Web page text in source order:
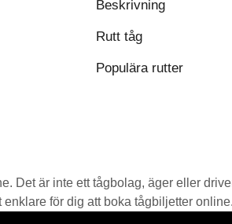
Beskrivning
Rutt tåg
Populära rutter
Det är inte ett tågbolag, äger eller
för dig att boka tågbiljetter online.